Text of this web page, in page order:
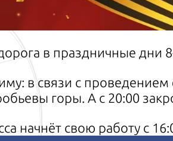
в праздничные дни
в связи с
горы. А с 20:00
начнёт свою работу с